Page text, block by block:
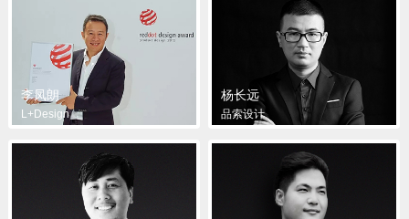
李凤朗
L+Design
杨长远
品索设计